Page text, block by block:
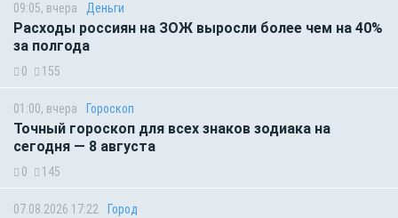
09:05, вчера Деньги
Расходы россиян на ЗОЖ выросли более чем на 40%
за полгода
0 155
01:00, вчера Гороскоп
Точный гороскоп для всех знаков зодиака на
сегодня — 8 августа
0 145
07.08.2026 17:22 Город